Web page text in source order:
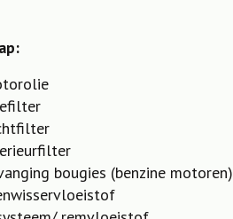
bougies (benzine motoren)